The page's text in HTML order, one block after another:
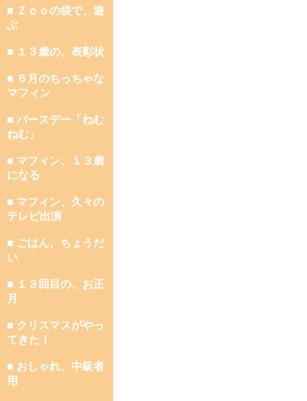
■ Ｚｏｏの袋で、遊
ぶ
■ １３歳の、表彰状
■ ６月のちっちゃな
マフィン
■ バースデー「ねむ
ねむ」
■ マフィン、１３歳
になる
■ マフィン、久々の
テレビ出演
■ ごはん、ちょうだ
い
■ １３回目の、お正
月
■ クリスマスがやっ
てきた！
■ おしゃれ、中級者
用